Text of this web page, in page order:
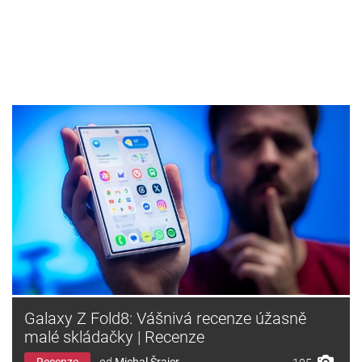
Galaxy Z Fold8: Vášnivá recenze úžasně
malé skládačky | Recenze